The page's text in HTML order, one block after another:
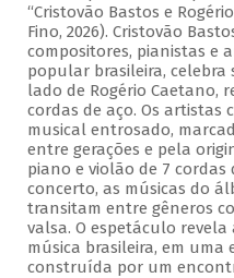
“Cristovão Bastos e
Fino, 2026). Cristovão
compositores, pianistas e
popular brasileira, celebra
lado de Rogério Caetano,
cordas de aço. Os
musical entrosado,
entre gerações e pela
piano e violão de 7
concerto, as músicas do
transitam entre gêneros
valsa. O espetáculo
música brasileira, em uma
construída por um